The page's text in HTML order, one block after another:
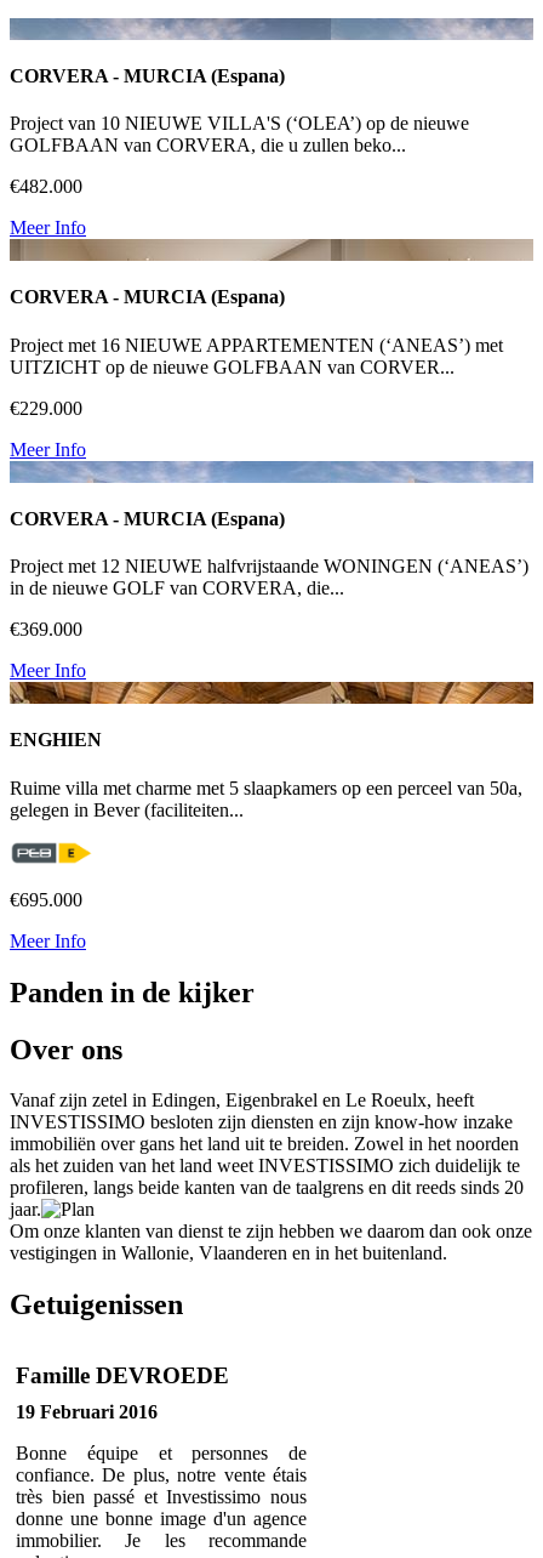
CORVERA - MURCIA (Espana)
Project van 10 NIEUWE VILLA'S (‘OLEA’) op de nieuwe
GOLFBAAN van CORVERA, die u zullen beko...
€482.000
Meer Info
CORVERA - MURCIA (Espana)
Project met 16 NIEUWE APPARTEMENTEN (‘ANEAS’) met
UITZICHT op de nieuwe GOLFBAAN van CORVER...
€229.000
Meer Info
CORVERA - MURCIA (Espana)
Project met 12 NIEUWE halfvrijstaande WONINGEN (‘ANEAS’)
in de nieuwe GOLF van CORVERA, die...
€369.000
Meer Info
ENGHIEN
Ruime villa met charme met 5 slaapkamers op een perceel van 50a,
gelegen in Bever (faciliteiten...
€695.000
Meer Info
Panden in de kijker
Over ons
Vanaf zijn zetel in Edingen, Eigenbrakel en Le Roeulx, heeft
INVESTISSIMO besloten zijn diensten en zijn know-how inzake
immobiliën over gans het land uit te breiden. Zowel in het noorden
als het zuiden van het land weet INVESTISSIMO zich duidelijk te
profileren, langs beide kanten van de taalgrens en dit reeds sinds 20
jaar.
Om onze klanten van dienst te zijn hebben we daarom dan ook onze
vestigingen in Wallonie, Vlaanderen en in het buitenland.
Getuigenissen
Famille DEVROEDE
19 Februari 2016
Bonne équipe et personnes de
confiance. De plus, notre vente étais
très bien passé et Investissimo nous
donne une bonne image d'un agence
immobilier. Je les recommande